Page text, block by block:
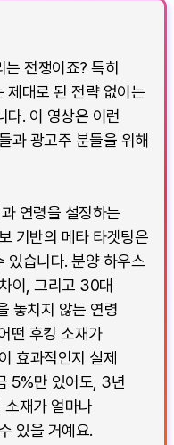
전쟁이죠? 특히
제대로 된 전략 없이는
다. 이 영상은 이런
과 광고주 분들을 위해
연령을 설정하는
기반의 메타 타겟팅은
있습니다. 분양 하우스
이, 그리고 30대
놓치지 않는 연령
떤 후킹 소재가
효과적인지 실제
5%만 있어도, 3년
소재가 얼마나
있을 거예요.